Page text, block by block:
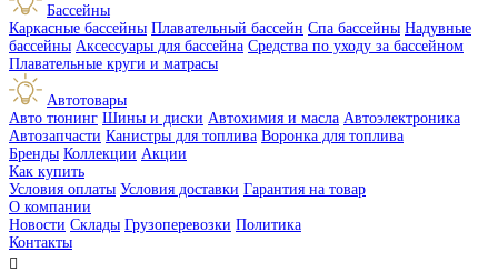
Бассейны
Каркасные бассейны Плавательный бассейн Спа бассейны Надувные
бассейны Аксессуары для бассейна Средства по уходу за бассейном
Плавательные круги и матрасы
Автотовары
Авто тюнинг Шины и диски Автохимия и масла Автоэлектроника
Автозапчасти Канистры для топлива Воронка для топлива
Бренды Коллекции Акции
Как купить
Условия оплаты Условия доставки Гарантия на товар
О компании
Новости Склады Грузоперевозки Политика
Контакты
